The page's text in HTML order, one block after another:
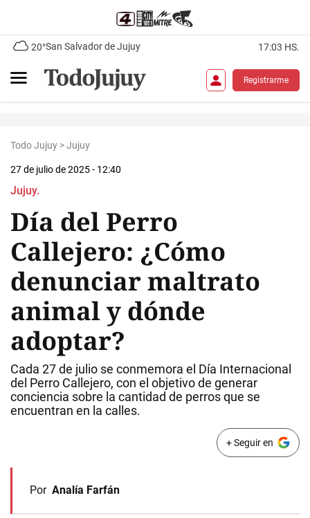
20°San Salvador de Jujuy 17:03 HS.
Registrarme
Todo Jujuy >Jujuy
27 de julio de 2025 - 12:40
Jujuy.
Día del Perro
Callejero: ¿Cómo
denunciar maltrato
animal y dónde
adoptar?
Cada 27 de julio se conmemora el Día Internacional
del Perro Callejero, con el objetivo de generar
conciencia sobre la cantidad de perros que se
encuentran en la calles.
+ Seguir en
Por Analía Farfán